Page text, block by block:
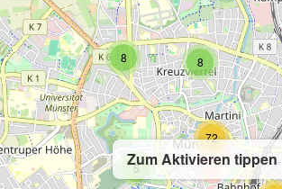
Zum Aktivieren tippen
8 8
5
72